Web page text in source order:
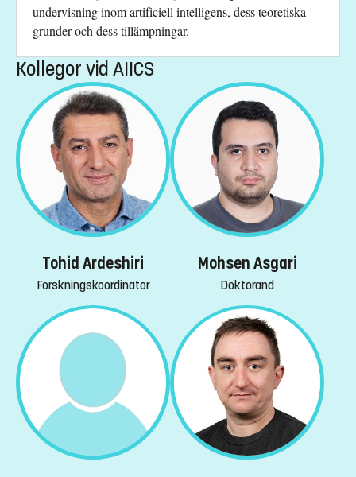
undervisning inom artificiell intelligens, dess teoretiska
grunder och dess tillämpningar.
Kollegor vid AIICS
Tohid Ardeshiri
Forskningskoordinator
Mohsen Asgari
Doktorand